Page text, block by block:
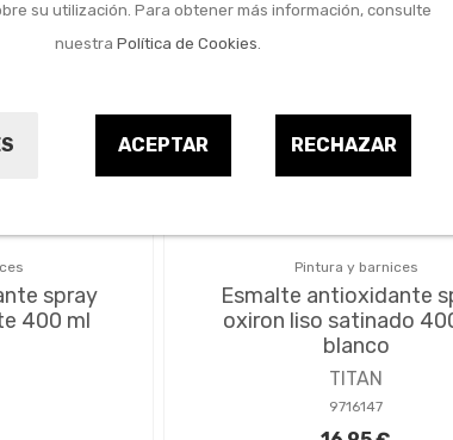
su utilización. Para obtener más información, consulte
nuestraPolítica de Cookies.
ACEPTAR RECHAZAR
spray
400 ml
Pintura y barnices
Esmalte antioxidante
oxiron liso satinado
blanco
TITAN
9716147